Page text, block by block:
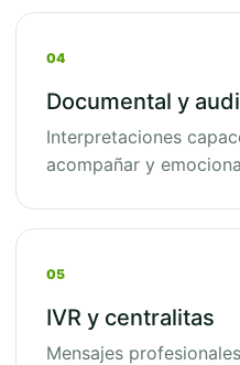
04
Documental y
Interpretaciones
acompañar y
05
IVR y centralitas
Mensajes